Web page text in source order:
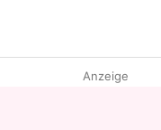
Anzeige